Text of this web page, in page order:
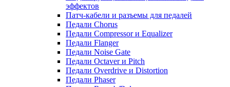
эффектов
Патч-кабели и разъемы для педалей
Педали Chorus
Педали Compressor и Equalizer
Педали Flanger
Педали Noise Gate
Педали Octaver и Pitch
Педали Overdrive и Distortion
Педали Phaser